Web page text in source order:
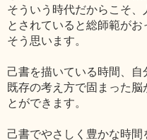
そういう時代だからこそ
とされていると総師範が
そう思います。
己書を描いている時間、自
既存の考え方で固まった
とができます。
己書でやさしく豊かな時